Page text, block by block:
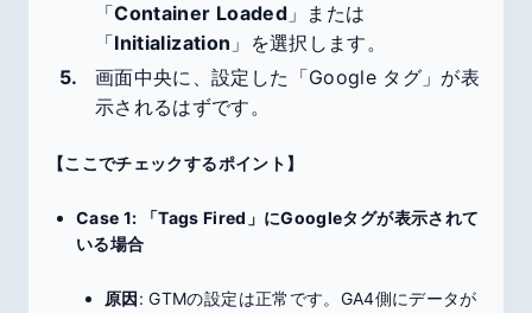
「Container Loaded」または
「Initialization 」を選択します。
画面中央に、設定した「Google タグ」が表
示されるはずです。
【ここでチェックするポイント】
Case 1: 「Tags Fired」にGoogleタグが表示されて
いる場合
原因: GTMの設定は正常です。GA4側にデータが